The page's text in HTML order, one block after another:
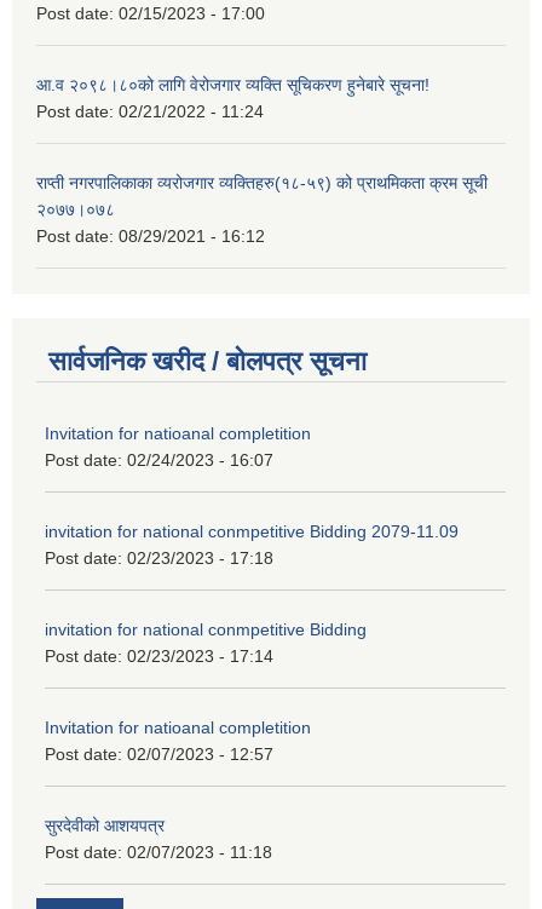
Post date: 02/15/2023 - 17:00
आ.व २०९८।८०को लागि वेरोजगार व्यक्ति सूचिकरण हुनेबारे सूचना!
Post date: 02/21/2022 - 11:24
राप्ती नगरपालिकाका व्यरोजगार व्यक्तिहरु(१८-५९) को प्राथमिकता क्रम सूची
२०७७।०७८
Post date: 08/29/2021 - 16:12
सार्वजनिक खरीद / बोलपत्र सूचना
Invitation for natioanal completition
Post date: 02/24/2023 - 16:07
invitation for national conmpetitive Bidding 2079-11.09
Post date: 02/23/2023 - 17:18
invitation for national conmpetitive Bidding
Post date: 02/23/2023 - 17:14
Invitation for natioanal completition
Post date: 02/07/2023 - 12:57
सुरदेवीको आशयपत्र
Post date: 02/07/2023 - 11:18